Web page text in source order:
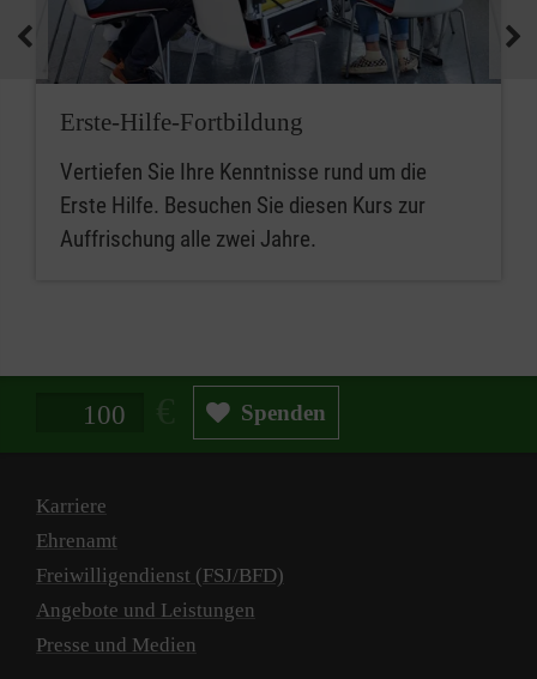
Erste-Hilfe-Fortbildung
Vertiefen Sie Ihre Kenntnisse rund um die
Erste Hilfe. Besuchen Sie diesen Kurs zur
Auffrischung alle zwei Jahre.
Spendenbetrag in Euro Spenden
Karriere
Ehrenamt
Freiwilligendienst (FSJ/BFD)
Angebote und Leistungen
Presse und Medien